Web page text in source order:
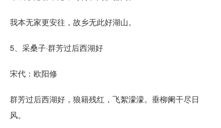
我本无家更安往，故乡无此好湖山。
5、采桑子·群芳过后西湖好
宋代：欧阳修
群芳过后西湖好，狼籍残红，飞絮濛濛。垂柳阑干尽日
风。